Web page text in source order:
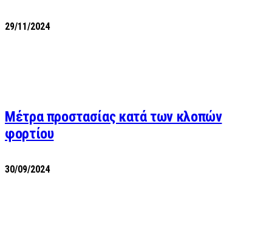
29/11/2024
Μέτρα προστασίας κατά των κλοπών
φορτίου
30/09/2024